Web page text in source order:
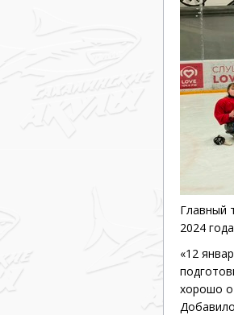
МХК
МХК
Главный
2024
«12
хорошо